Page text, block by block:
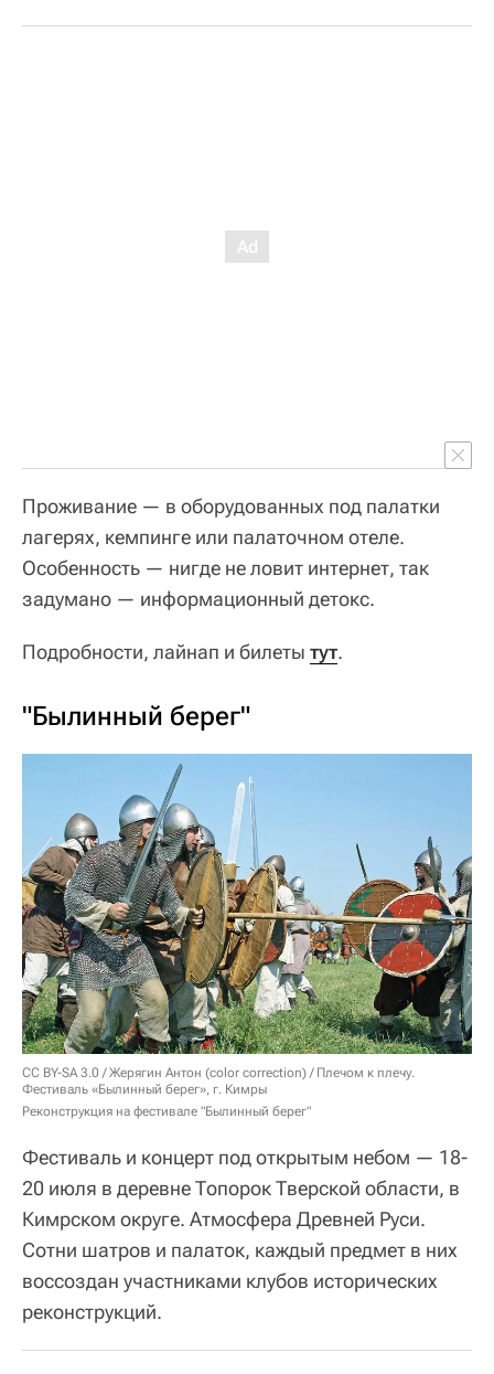
Проживание — в оборудованных под палатки
лагерях, кемпинге или палаточном отеле.
Особенность — нигде не ловит интернет, так
задумано — информационный детокс.
Подробности, лайнап и билеты тут.
"Былинный берег"
CC BY-SA 3.0 /Жерягин Антон (color correction) / Плечом к плечу.
Фестиваль «Былинный берег», г. Кимры
Реконструкция на фестивале "Былинный берег"
Фестиваль и концерт под открытым небом — 18-
20 июля в деревне Топорок Тверской области, в
Кимрском округе. Атмосфера Древней Руси.
Сотни шатров и палаток, каждый предмет в них
воссоздан участниками клубов исторических
реконструкций.